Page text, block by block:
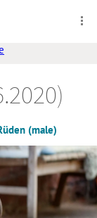
(male)